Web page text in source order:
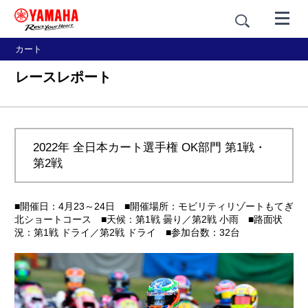
カート
レースレポート
2022年 全日本カート選手権 OK部門 第1戦・
第2戦
■開催日：4月23～24日 ■開催場所：モビリティリゾートもてぎ
北ショートコース ■天候：第1戦 曇り／第2戦 小雨 ■路面状
況：第1戦 ドライ／第2戦 ドライ ■参加台数：32台